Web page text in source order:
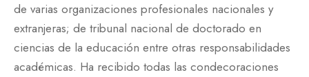
de varias organizaciones profesionales nacionales y
extranjeras; de tribunal nacional de doctorado en
ciencias de la educación entre otras responsabilidades
académicas. Ha recibido todas las condecoraciones